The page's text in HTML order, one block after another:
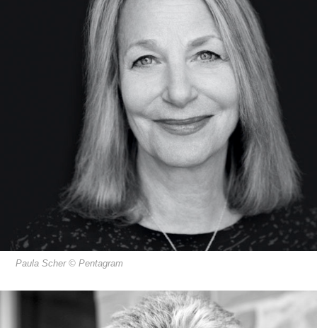
Paula Scher © Pentagram